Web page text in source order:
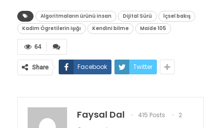
Algoritmaların ürünü insan Dijital Sürü
İçsel bakış
Kadim Ögretilerin Işığı
Kendini bilme Maide 105
64
Share Facebook Twitter
Faysal Dal 415 Posts
2